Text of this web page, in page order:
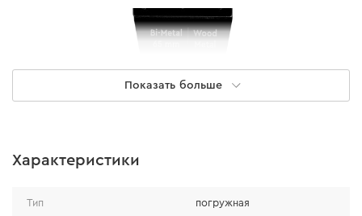
Показать больше
Характеристики
Тип погружная